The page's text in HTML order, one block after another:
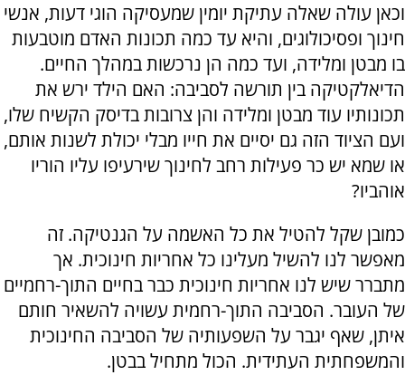
וכאן עולה שאלה עתיקת יומין שמעסיקה הוגי דעות, אנשי
חינוך ופסיכולוגים, והיא עד כמה תכונות האדם מוטבעות
בו מבטן ומלידה, ועד כמה הן נרכשות במהלך החיים.
הדיאלקטיקה בין תורשה לסביבה: האם הילד ירש את
תכונותיו עוד מבטן ומלידה והן צרובות בדיסק הקשיח שלו,
ועם הציוד הזה גם יסיים את חייו מבלי יכולת לשנות אותם,
או שמא יש כר פעילות רחב לחינוך שירעיפו עליו הוריו
אוהביו?
כמובן שקל להטיל את כל האשמה על הגנטיקה. זה
מאפשר לנו להשיל מעלינו כל אחריות חינוכית. אך
מתברר שיש לנו אחריות חינוכית כבר בחיים התוך-רחמיים
של העובר. הסביבה התוך-רחמית עשויה להשאיר חותם
איתן, שאף יגבר על השפעותיה של הסביבה החינוכית
והמשפחתית העתידית. הכול מתחיל בבטן.